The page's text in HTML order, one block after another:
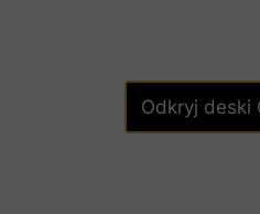
Odkryj deski